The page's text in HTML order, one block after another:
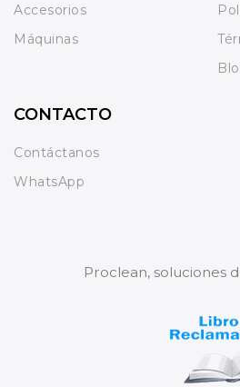
Accesorios
Máquinas
CONTACTO
Contáctanos
WhatsApp
Proclean, soluciones